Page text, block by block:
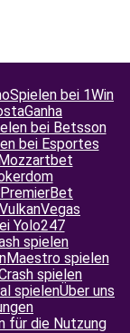
Spielen bei 1Win
bei Betsson
bei Esportes
Yolo247
spielen
Maestro spielen
spielen
spielenÜber uns
für die Nutzung